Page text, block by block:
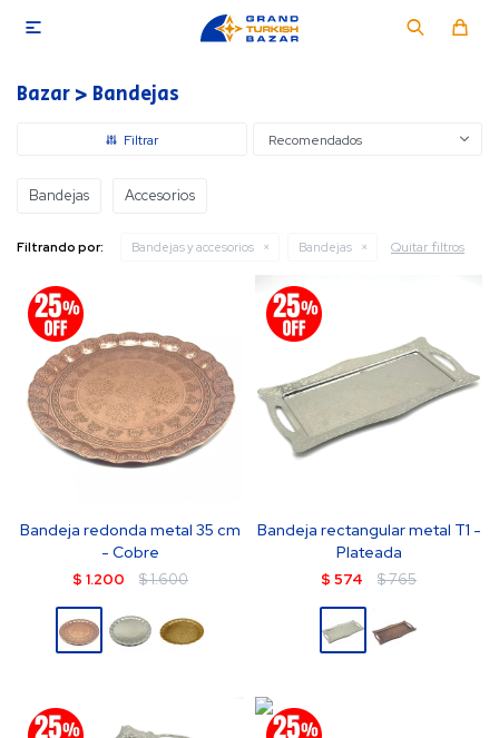

Bazar > Bandejas
Recomendados
Bandejas Accesorios
Filtrando por: Bandejas y accesorios Bandejas Quitar filtros
Bandeja redonda metal 35 cm
- Cobre
$ 1.200 $1.600
Bandeja rectangular metal T1 -
Plateada
$ 574 $765